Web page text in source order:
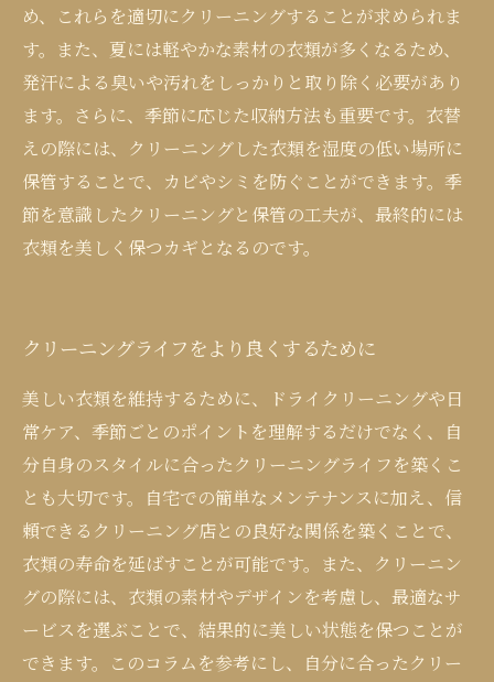
め、これらを適切にクリーニングすることが求められま
す。また、夏には軽やかな素材の衣類が多くなるため、
発汗による臭いや汚れをしっかりと取り除く必要があり
ます。さらに、季節に応じた収納方法も重要です。衣替
えの際には、クリーニングした衣類を湿度の低い場所に
保管することで、カビやシミを防ぐことができます。季
節を意識したクリーニングと保管の工夫が、最終的には
衣類を美しく保つカギとなるのです。
クリーニングライフをより良くするために
美しい衣類を維持するために、ドライクリーニングや日
常ケア、季節ごとのポイントを理解するだけでなく、自
分自身のスタイルに合ったクリーニングライフを築くこ
とも大切です。自宅での簡単なメンテナンスに加え、信
頼できるクリーニング店との良好な関係を築くことで、
衣類の寿命を延ばすことが可能です。また、クリーニン
グの際には、衣類の素材やデザインを考慮し、最適なサ
ービスを選ぶことで、結果的に美しい状態を保つことが
できます。このコラムを参考にし、自分に合ったクリー